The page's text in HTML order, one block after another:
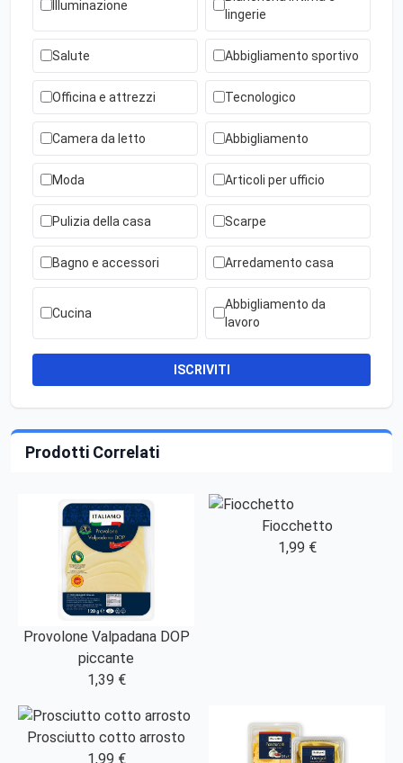
Illuminazione
lingerie
Salute Abbigliamento sportivo
Officina e attrezzi Tecnologico
Camera da letto Abbigliamento
Moda Articoli per ufficio
Pulizia della casa Scarpe
Bagno e accessori Arredamento casa
Cucina
Abbigliamento da
lavoro
ISCRIVITI
Prodotti Correlati
Provolone Valpadana DOP
piccante
1,39 €
Fiocchetto
1,99 €
Prosciutto cotto arrosto
1,99 €